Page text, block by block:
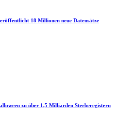
18 Millionen neue Datensätze
zu über 1,5 Milliarden Sterberegistern